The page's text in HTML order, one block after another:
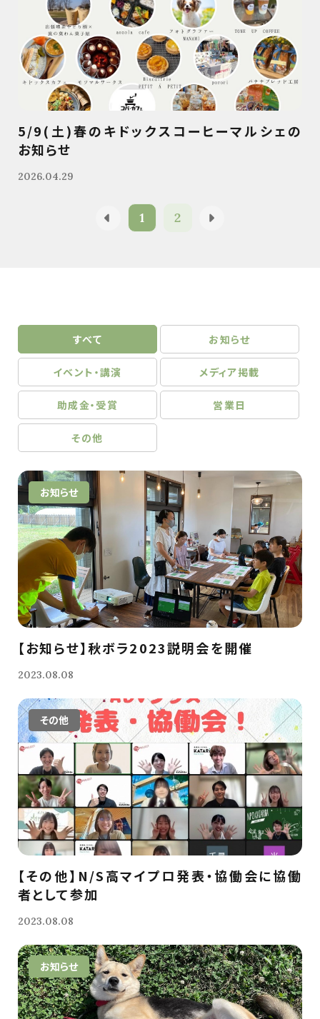
5/9(土)春のキドックスコーヒーマルシェの
お知らせ
2026.04.29
1 2
すべて お知らせ
イベント・講演 メディア掲載
助成金・受賞 営業日
その他
お知らせ
【お知らせ】秋ボラ2023説明会を開催
2023.08.08
その他
【その他】N/S高マイプロ発表・協働会に協働
者として参加
2023.08.08
お知らせ